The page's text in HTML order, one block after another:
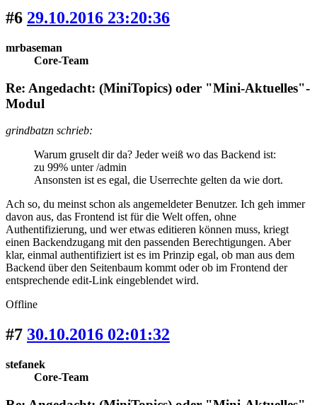
#6 29.10.2016 23:20:36
mrbaseman
Core-Team
Re: Angedacht: (MiniTopics) oder "Mini-Aktuelles"-
Modul
grindbatzn schrieb:
Warum gruselt dir da? Jeder weiß wo das Backend ist:
zu 99% unter /admin
Ansonsten ist es egal, die Userrechte gelten da wie dort.
Ach so, du meinst schon als angemeldeter Benutzer. Ich geh immer
davon aus, das Frontend ist für die Welt offen, ohne
Authentifizierung, und wer etwas editieren können muss, kriegt
einen Backendzugang mit den passenden Berechtigungen. Aber
klar, einmal authentifiziert ist es im Prinzip egal, ob man aus dem
Backend über den Seitenbaum kommt oder ob im Frontend der
entsprechende edit-Link eingeblendet wird.
Offline
#7 30.10.2016 02:01:32
stefanek
Core-Team